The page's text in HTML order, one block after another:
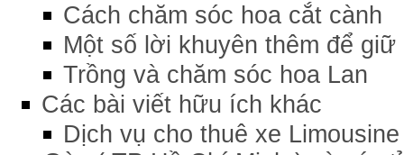
Cách chăm sóc hoa cắt cành
Một số lời khuyên thêm để
Trồng và chăm sóc hoa Lan
Các bài viết hữu ích khác
Dịch vụ cho thuê xe